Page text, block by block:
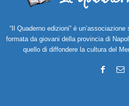
“Il Quaderno edizioni” è
formata da giovani della provincia di
quello di diffondere la cultura del